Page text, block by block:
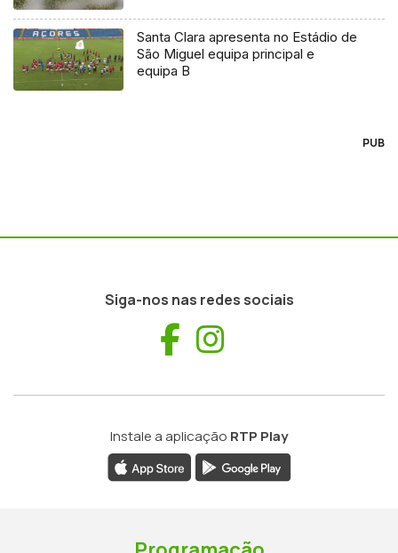
Santa Clara apresenta no Estádio de
São Miguel equipa principal e
equipa B
PUB
Siga-nos nas redes sociais
Facebook
Instale a aplicação RTP Play